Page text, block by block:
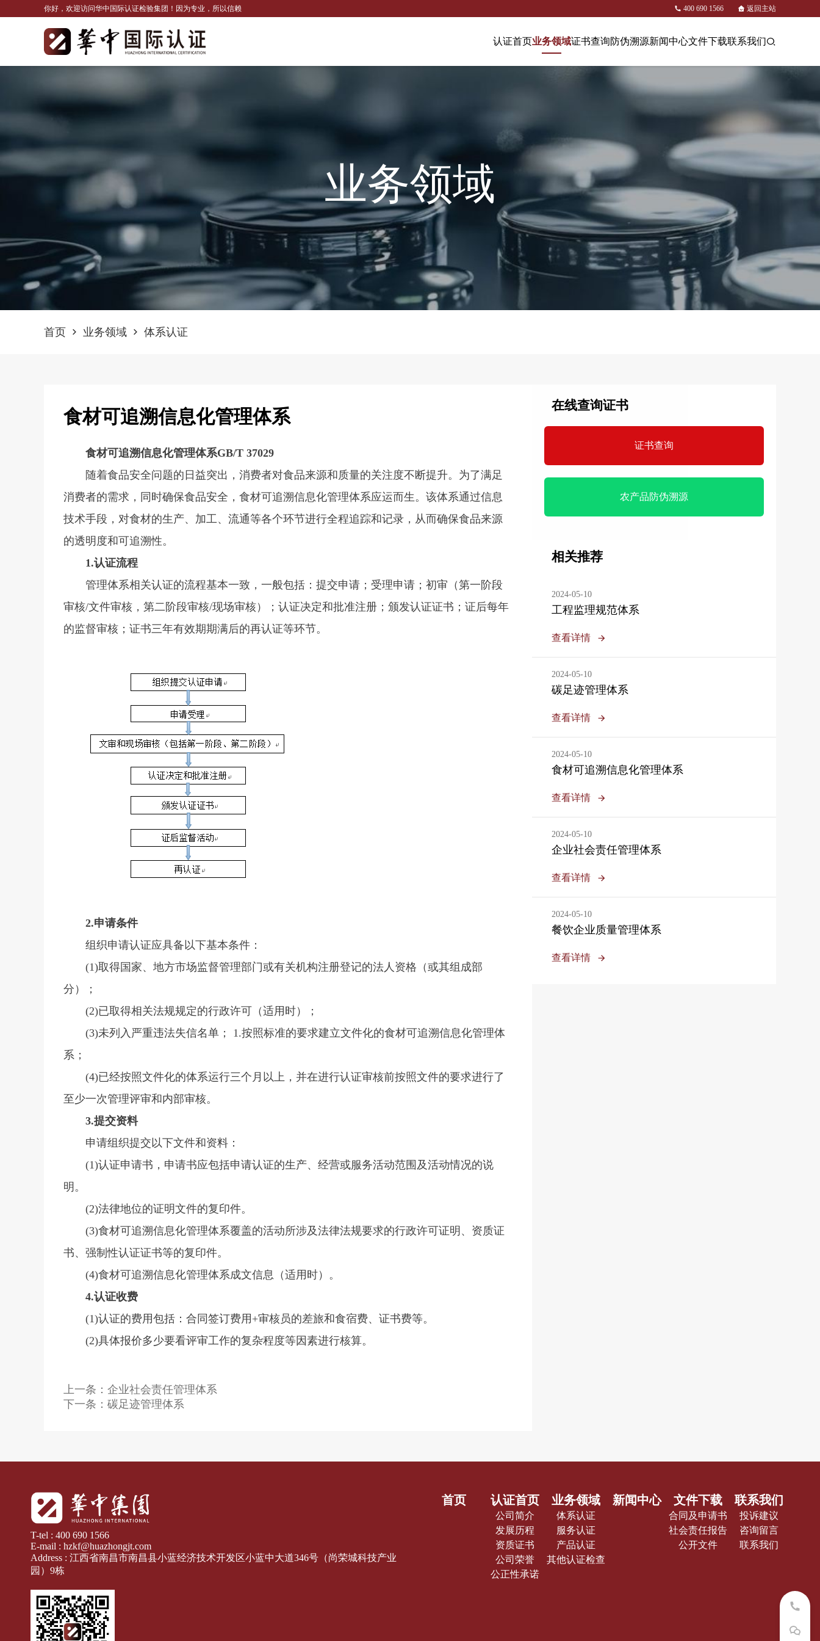
你好，欢迎访问华中国际认证检验集团！因为专业，所以信赖 400 690 1566 返回主站
认证首页业务领域证书查询防伪溯源新闻中心文件下载联系我们
业务领域
首页 业务领域 体系认证
食材可追溯信息化管理体系
食材可追溯信息化管理体系GB/T 37029
随着食品安全问题的日益突出，消费者对食品来源和质量的关注度不断提升。为了满足
消费者的需求，同时确保食品安全，食材可追溯信息化管理体系应运而生。该体系通过信息
技术手段，对食材的生产、加工、流通等各个环节进行全程追踪和记录，从而确保食品来源
的透明度和可追溯性。
1.认证流程
管理体系相关认证的流程基本一致，一般包括：提交申请；受理申请；初审（第一阶段
审核/文件审核，第二阶段审核/现场审核）；认证决定和批准注册；颁发认证证书；证后每年
的监督审核；证书三年有效期期满后的再认证等环节。
2.申请条件
组织申请认证应具备以下基本条件：
(1)取得国家、地方市场监督管理部门或有关机构注册登记的法人资格（或其组成部
分）；
(2)已取得相关法规规定的行政许可（适用时）；
(3)未列入严重违法失信名单； 1.按照标准的要求建立文件化的食材可追溯信息化管理体
系；
(4)已经按照文件化的体系运行三个月以上，并在进行认证审核前按照文件的要求进行了
至少一次管理评审和内部审核。
3.提交资料
申请组织提交以下文件和资料：
(1)认证申请书，申请书应包括申请认证的生产、经营或服务活动范围及活动情况的说
明。
(2)法律地位的证明文件的复印件。
(3)食材可追溯信息化管理体系覆盖的活动所涉及法律法规要求的行政许可证明、资质证
书、强制性认证证书等的复印件。
(4)食材可追溯信息化管理体系成文信息（适用时）。
4.认证收费
(1)认证的费用包括：合同签订费用+审核员的差旅和食宿费、证书费等。
(2)具体报价多少要看评审工作的复杂程度等因素进行核算。
上一条：企业社会责任管理体系
下一条：碳足迹管理体系
在线查询证书
证书查询
农产品防伪溯源
相关推荐
2024-05-10
工程监理规范体系
查看详情
2024-05-10
碳足迹管理体系
查看详情
2024-05-10
食材可追溯信息化管理体系
查看详情
2024-05-10
企业社会责任管理体系
查看详情
2024-05-10
餐饮企业质量管理体系
查看详情
T-tel : 400 690 1566
E-mail : hzkf@huazhongjt.com
Address : 江西省南昌市南昌县小蓝经济技术开发区小蓝中大道346号（尚荣城科技产业
园）9栋
首页 认证首页
公司简介
发展历程
资质证书
公司荣誉
公正性承诺
业务领域
体系认证
服务认证
产品认证
其他认证检查
新闻中心 文件下载
合同及申请书
社会责任报告
公开文件
联系我们
投诉建议
咨询留言
联系我们